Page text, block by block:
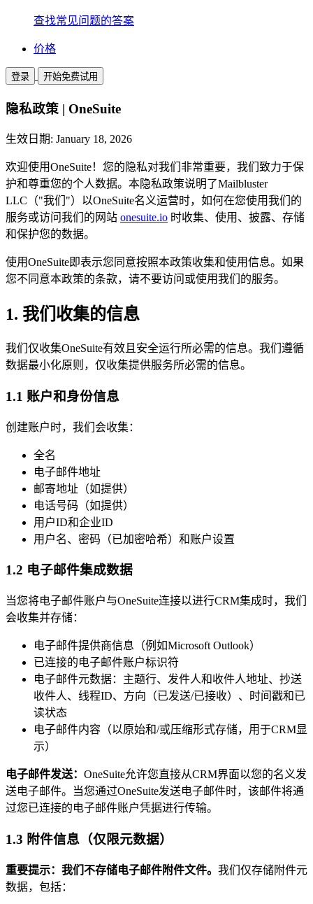
查找常见问题的答案
价格
登录 开始免费试用
隐私政策 | OneSuite
生效日期: January 18, 2026
欢迎使用OneSuite！您的隐私对我们非常重要，我们致力于保
护和尊重您的个人数据。本隐私政策说明了Mailbluster
LLC（"我们"）以OneSuite名义运营时，如何在您使用我们的
服务或访问我们的网站 onesuite.io 时收集、使用、披露、存储
和保护您的数据。
使用OneSuite即表示您同意按照本政策收集和使用信息。如果
您不同意本政策的条款，请不要访问或使用我们的服务。
1. 我们收集的信息
我们仅收集OneSuite有效且安全运行所必需的信息。我们遵循
数据最小化原则，仅收集提供服务所必需的信息。
1.1 账户和身份信息
创建账户时，我们会收集：
全名
电子邮件地址
邮寄地址（如提供）
电话号码（如提供）
用户ID和企业ID
用户名、密码（已加密哈希）和账户设置
1.2 电子邮件集成数据
当您将电子邮件账户与OneSuite连接以进行CRM集成时，我们
会收集并存储：
电子邮件提供商信息（例如Microsoft Outlook）
已连接的电子邮件账户标识符
电子邮件元数据：主题行、发件人和收件人地址、抄送
收件人、线程ID、方向（已发送/已接收）、时间戳和已
读状态
电子邮件内容（以原始和/或压缩形式存储，用于CRM显
示）
电子邮件发送： OneSuite允许您直接从CRM界面以您的名义发
送电子邮件。当您通过OneSuite发送电子邮件时，该邮件将通
过您已连接的电子邮件账户凭据进行传输。
1.3 附件信息（仅限元数据）
重要提示：我们不存储电子邮件附件文件。 我们仅存储附件元
数据，包括：